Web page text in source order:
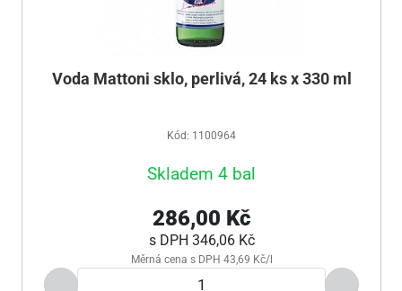
Voda Mattoni sklo, perlivá, 24 ks x 330 ml
Kód: 1100964
Skladem 4 bal
286,00 Kč
s DPH 346,06 Kč
Měrná cena s DPH 43,69 Kč/l